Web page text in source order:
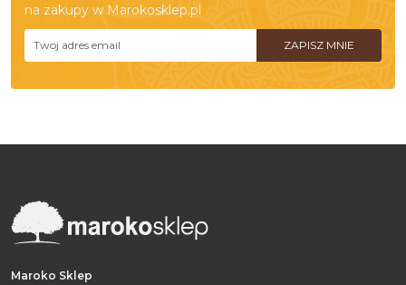
na zakupy w Marokosklep.pl
Maroko Sklep